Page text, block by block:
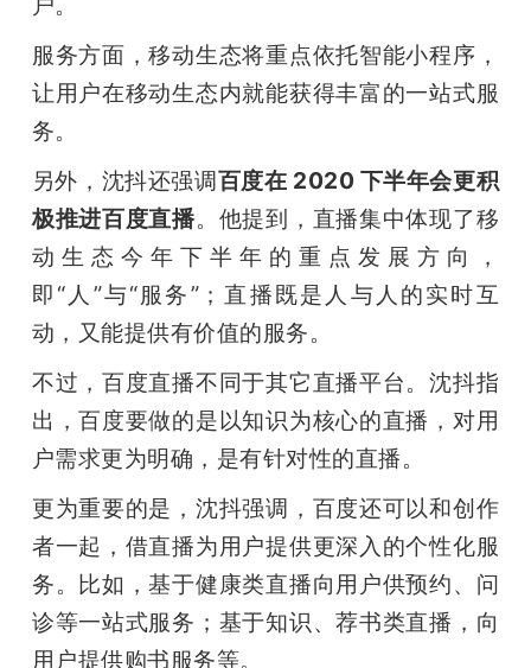
服务方面，移动生态将重点依托智能小程序，
让用户在移动生态内就能获得丰富的一站式服
务。
另外，沈抖还强调百度在 2020 下半年会更积
极推进百度直播。他提到，直播集中体现了移
动生态今年下半年的重点发展方向，
即“人”与“服务”；直播既是人与人的实时互
动，又能提供有价值的服务。
不过，百度直播不同于其它直播平台。沈抖指
出，百度要做的是以知识为核心的直播，对用
户需求更为明确，是有针对性的直播。
更为重要的是，沈抖强调，百度还可以和创作
者一起，借直播为用户提供更深入的个性化服
务。比如，基于健康类直播向用户供预约、问
诊等一站式服务；基于知识、荐书类直播，向
用户提供购书服务等。